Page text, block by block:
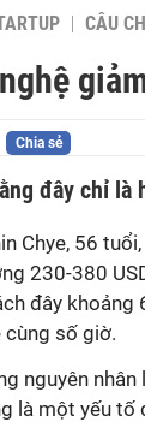
CÂU
Chia sẻ
đây chỉ
Chye, 56
230-380
đây khoảng
cùng số giờ.
nguyên
là một yếu tố